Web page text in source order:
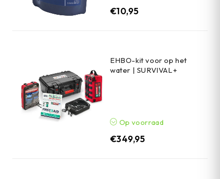
€10,95
EHBO-kit voor op het
water | SURVIVAL+
Op voorraad
€349,95